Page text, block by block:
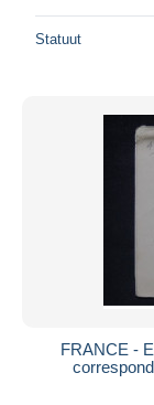
Statuut
FRANCE -